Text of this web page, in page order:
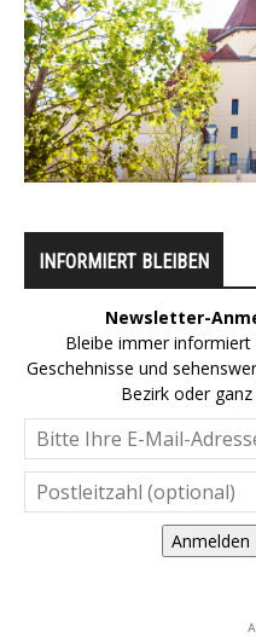
INFORMIERT BLEIBEN
Newsletter-
Bleibe immer informiert
Geschehnisse und
Bezirk oder ganz
Anmelden